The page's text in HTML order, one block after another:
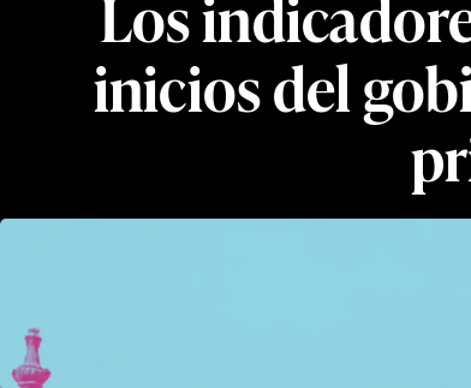
inicios del